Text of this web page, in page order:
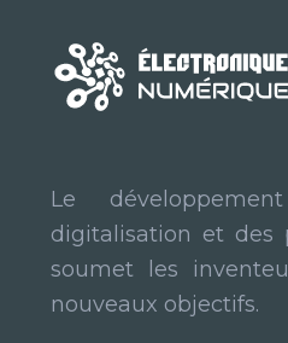
Le
digitalisation et des
soumet les
nouveaux objectifs.